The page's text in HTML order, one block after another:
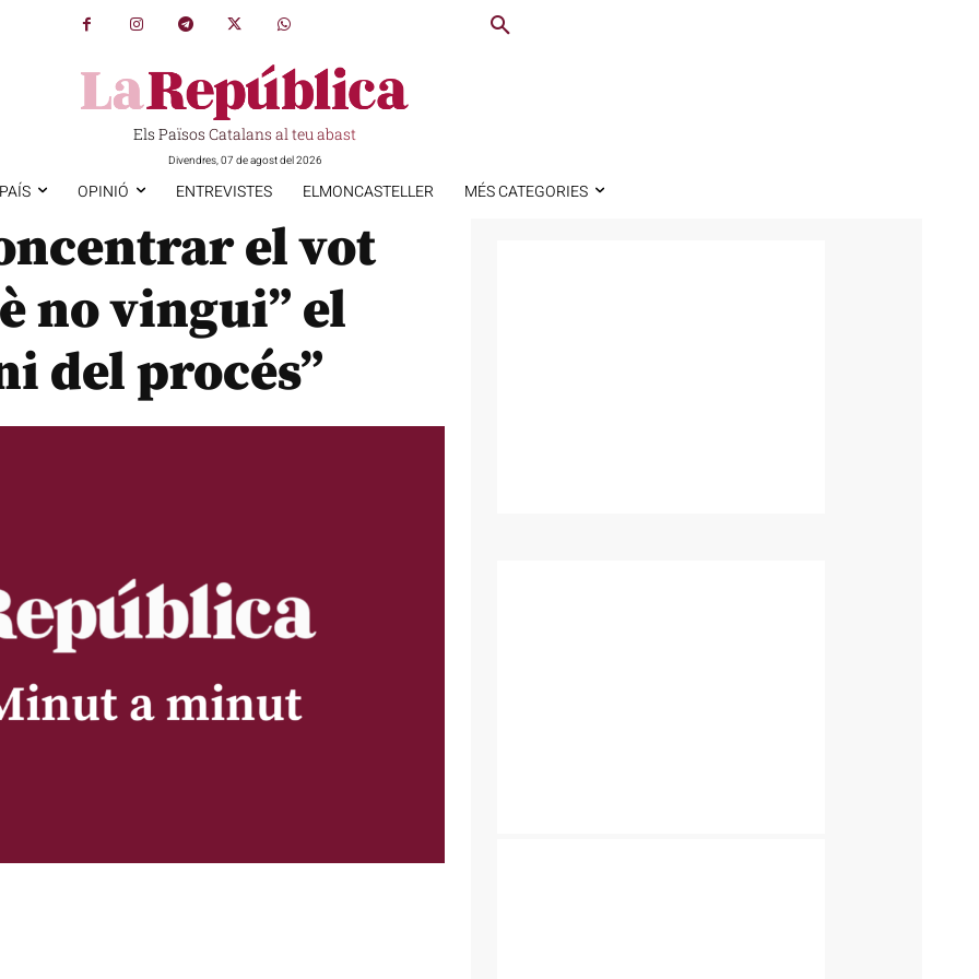
Els Països Catalans al teu abast
Divendres, 07 de agost del 2026
OPINIÓ ENTREVISTES ELMONCASTELLER MÉS CATEGORIES
el vot
no vingui” el
del procés”